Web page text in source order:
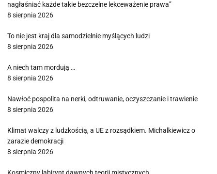
nagłaśniać każde takie bezczelne lekceważenie prawa”
8 sierpnia 2026
To nie jest kraj dla samodzielnie myślących ludzi
8 sierpnia 2026
A niech tam mordują …
8 sierpnia 2026
Nawłoć pospolita na nerki, odtruwanie, oczyszczanie i trawienie
8 sierpnia 2026
Klimat walczy z ludzkością, a UE z rozsądkiem. Michalkiewicz o
zarazie demokracji
8 sierpnia 2026